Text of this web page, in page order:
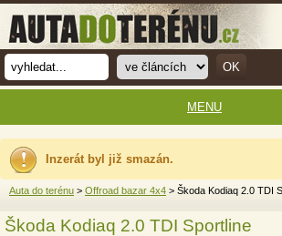
Inzerát byl již smazán.
Auta do terénu > Offroad bazar 4x4 > Škoda Kodiaq 2.0 TDI
Škoda Kodiaq 2.0 TDI Sportline
MENU